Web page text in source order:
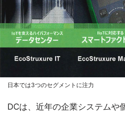
日本では3つのセグメントに注力
DCは、近年の企業システムや